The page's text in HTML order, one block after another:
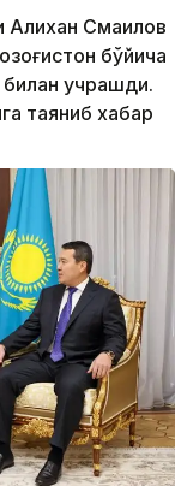
Алихан Смаилов
бўйича
учрашди.
таяниб хабар